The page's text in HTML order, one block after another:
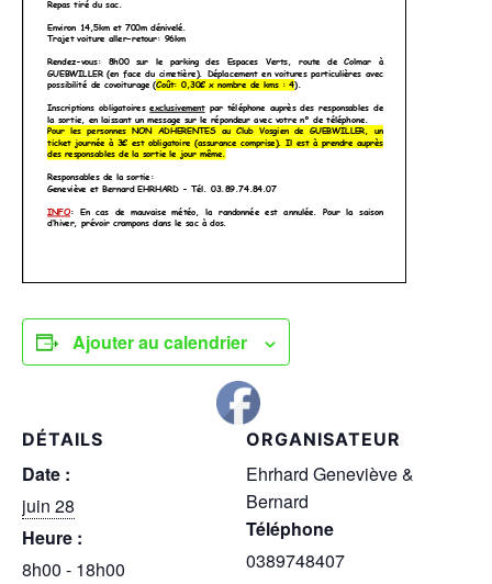
Ajouter au calendrier
DÉTAILS
Date :
juin 28
Heure :
8h00 - 18h00
ORGANISATEUR
Ehrhard Geneviève &
Bernard
Téléphone
0389748407